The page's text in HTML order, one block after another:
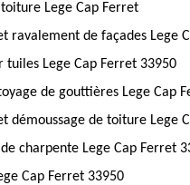
Lege Cap Ferret
ravalement de façades Lege
tuiles Lege Cap Ferret 33950
de gouttières Lege Cap
démoussage de toiture Lege
charpente Lege Cap Ferret
Cap Ferret 33950